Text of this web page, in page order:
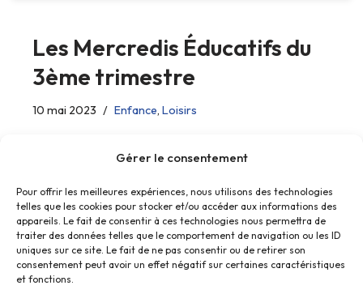
Gérer le consentement
Pour offrir les meilleures expériences, nous utilisons des technologies
telles que les cookies pour stocker et/ou accéder aux informations des
appareils. Le fait de consentir à ces technologies nous permettra de
traiter des données telles que le comportement de navigation ou les ID
uniques sur ce site. Le fait de ne pas consentir ou de retirer son
consentement peut avoir un effet négatif sur certaines caractéristiques
et fonctions.
Les Mercredis Éducatifs du
3ème trimestre
10 mai 2023 Enfance, Loisirs